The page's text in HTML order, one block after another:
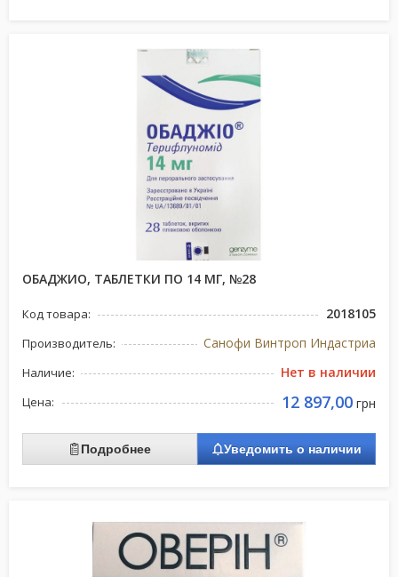
ОБАДЖИО, ТАБЛЕТКИ ПО 14 МГ, №28
Код товара: 2018105
Производитель: Санофи Винтроп Индастриа
Наличие: Нет в наличии
Цена: 12 897,00 грн
Подробнее Уведомить о наличии